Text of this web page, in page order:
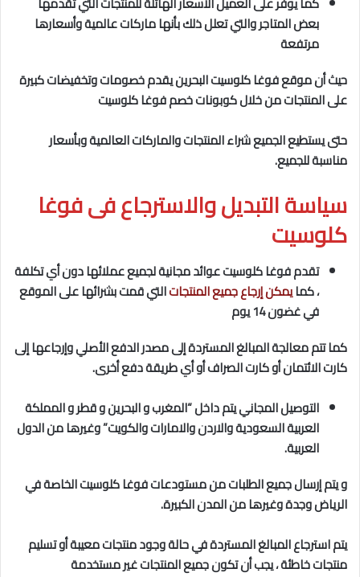
بعض المتاجر والتي تعلل ذلك بأنها ماركات عالمية وأسعارها
مرتفعة
حيث أن موقع فوغا كلوسيت البحرين يقدم خصومات وتخفيضات كبيرة
على المنتجات من خلال كوبونات خصم فوغا كلوسيت
حتى يستطيع الجميع شراء المنتجات والماركات العالمية وبأسعار
مناسبة للجميع.
سياسة التبديل والاسترجاع فى فوغا
كلوسيت
تقدم فوغا كلوسيت عوائد مجانية لجميع عملائها دون أي تكلفة
، كمايمكن إرجاع جميع المنتجاتالتي قمت بشرائها على الموقع
في غضون 14 يوم
كما تتم معالجة المبالغ المستردة إلى مصدر الدفع الأصلي وإرجاعها إلى
كارت الائتمان أو كارت الصراف أو أي طريقة دفع أخرى.
التوصيل المجاني يتم داخل “المغرب و البحرين و قطر و المملكة
العربية السعودية والاردن والامارات والكويت” وغيرها من الدول
العربية.
و يتم إرسال جميع الطلبات من مستودعات فوغا كلوسيت الخاصة في
الرياض وجدة وغيرها من المدن الكبيرة.
يتم استرجاع المبالغ المستردة في حالة وجود منتجات معيبة أو تسليم
منتجات خاطئة ، يجب أن تكون جميع المنتجات غير مستخدمة